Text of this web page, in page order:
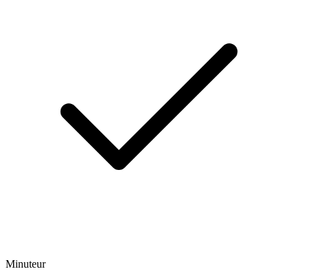
Minuteur